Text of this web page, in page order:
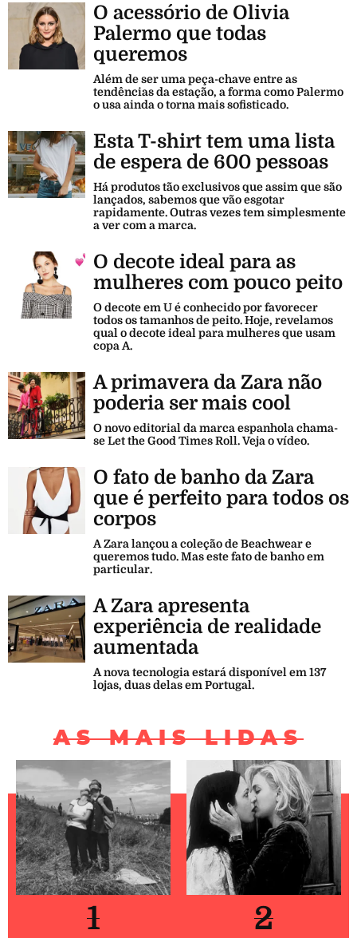
O acessório de Olivia
Palermo que todas
queremos
Além de ser uma peça-chave entre as
tendências da estação, a forma como Palermo
o usa ainda o torna mais sofisticado.
Esta T-shirt tem uma lista
de espera de 600 pessoas
Há produtos tão exclusivos que assim que são
lançados, sabemos que vão esgotar
rapidamente. Outras vezes tem simplesmente
a ver com a marca.
O decote ideal para as
mulheres com pouco peito
O decote em U é conhecido por favorecer
todos os tamanhos de peito. Hoje, revelamos
qual o decote ideal para mulheres que usam
copa A.
A primavera da Zara não
poderia ser mais cool
O novo editorial da marca espanhola chama-
se Let the Good Times Roll. Veja o vídeo.
O fato de banho da Zara
que é perfeito para todos os
corpos
A Zara lançou a coleção de Beachwear e
queremos tudo. Mas este fato de banho em
particular.
A Zara apresenta
experiência de realidade
aumentada
A nova tecnologia estará disponível em 137
lojas, duas delas em Portugal.
AS MAIS LIDAS
1 2